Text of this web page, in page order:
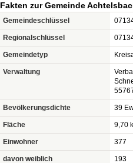
Fakten zur Gemeinde
Gemeindeschlüssel
Regionalschlüssel
Gemeindetyp
Verwaltung
Bevölkerungsdichte 39
Fläche 9,70
Einwohner 377
davon weiblich 193